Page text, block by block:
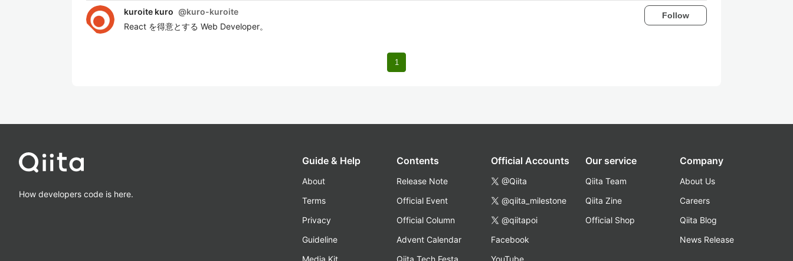
kuroite kuro @kuro-kuroite
React を得意とする Web Developer。
Follow
1
How developers code is here.
Guide & Help
About
Terms
Privacy
Guideline
Media Kit
Contents
Release Note
Official Event
Official Column
Advent Calendar
Qiita Tech Festa
Official Accounts
@Qiita
@qiita_milestone
@qiitapoi
Facebook
YouTube
Our service
Qiita Team
Qiita Zine
Official Shop
Company
About Us
Careers
Qiita Blog
News Release